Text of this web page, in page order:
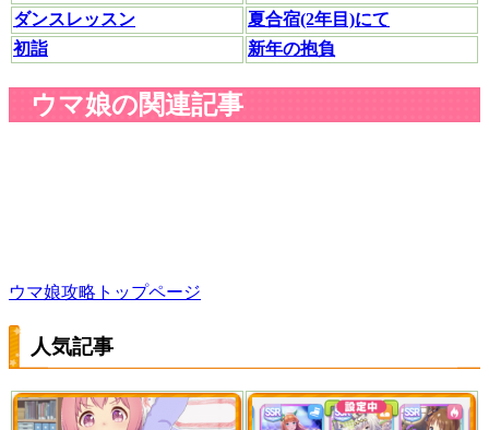
ダンスレッスン
夏合宿(2年目)にて
初詣
新年の抱負
ウマ娘の関連記事
ウマ娘攻略トップページ
人気記事